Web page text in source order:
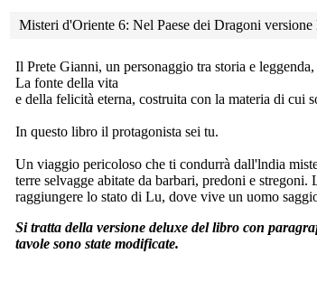
Misteri d'Oriente 6: Nel Paese dei Dragoni
Il Prete Gianni, un personaggio tra storia e
La fonte della vita
e della felicità eterna, costruita con la materia di cui
In questo libro il protagonista sei tu.
Un viaggio pericoloso che ti condurrà dall'lndia
terre selvagge abitate da barbari, predoni e
raggiungere lo stato di Lu, dove vive un uomo
Si tratta della versione deluxe del libro con
tavole sono state modificate.